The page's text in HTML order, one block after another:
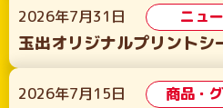
2026年7月31日 ニュ
玉出オリジナルプリントシ
2026年7月15日 商品・